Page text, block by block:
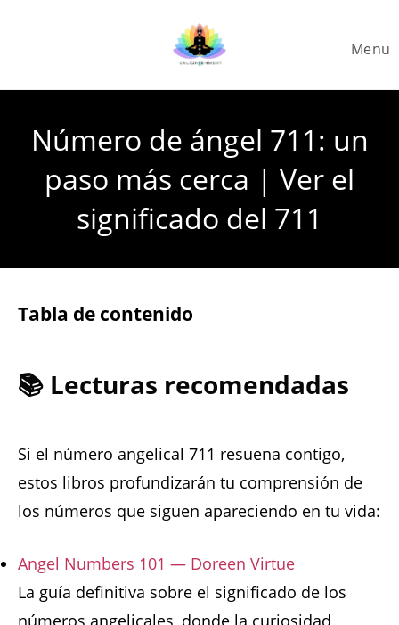
Menu
Número de ángel 711: un
paso más cerca | Ver el
significado del 711
Tabla de contenido
📚 Lecturas recomendadas
Si el número angelical 711 resuena contigo,
estos libros profundizarán tu comprensión de
los números que siguen apareciendo en tu vida:
Angel Numbers 101 — Doreen Virtue
La guía definitiva sobre el significado de los
números angelicales, donde la curiosidad